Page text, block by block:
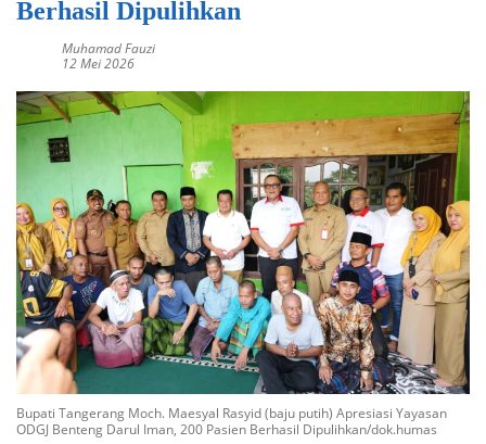
Berhasil Dipulihkan
Muhamad Fauzi
12 Mei 2026
Bupati Tangerang Moch. Maesyal Rasyid (baju putih) Apresiasi Yayasan
ODGJ Benteng Darul Iman, 200 Pasien Berhasil Dipulihkan/dok.humas